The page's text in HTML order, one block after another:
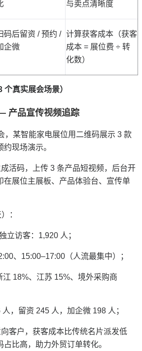
与卖点清晰度
码后留资 /预约 /
企微
计算获客成本（获客
成本 = 展位费 ÷ 转
化数）
个真实展会场景）
产品宣传视频追踪
，某智能家电展位用二维码展示 3 款
现场演示。
活码，上传 3 条产品短视频，后台开
在展位主展板、产品体验台、宣传单
：
立访客： 1,920 人；
、 15:00–17:00 （人流最集中）；
江 18%、江苏 15%、境外采购商
人，留资 245 人，加企微 198 人；
客户，获客成本比传统名片派发低
占比高，助力外贸订单转化。